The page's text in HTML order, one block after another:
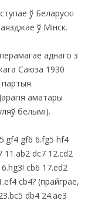
ў Беларускі
ў Мінск.
аднаго з
Саюза 1930
аматары
белымі).
gf6 6.fg5 hf4
11.ab2 dc7 12.cd2
cb6 17.ed2
cb4? (прайграе,
db4 24.ae3